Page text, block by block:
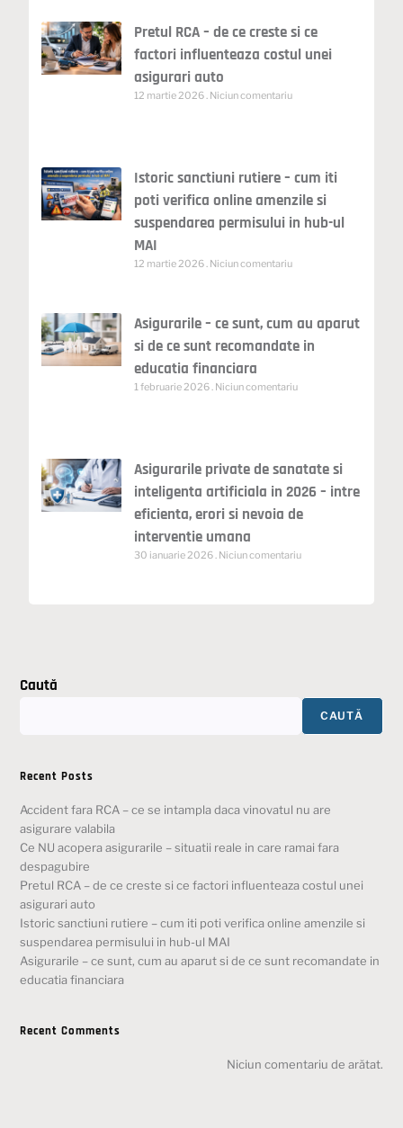
Pretul RCA – de ce creste si ce
factori influenteaza costul unei
asigurari auto
12 martie 2026 Niciun comentariu
Istoric sanctiuni rutiere – cum iti
poti verifica online amenzile si
suspendarea permisului in hub-ul
MAI
12 martie 2026 Niciun comentariu
Asigurarile – ce sunt, cum au aparut
si de ce sunt recomandate in
educatia financiara
1 februarie 2026 Niciun comentariu
Asigurarile private de sanatate si
inteligenta artificiala in 2026 – intre
eficienta, erori si nevoia de
interventie umana
30 ianuarie 2026 Niciun comentariu
Caută
CAUTĂ
Recent Posts
Accident fara RCA – ce se intampla daca vinovatul nu are
asigurare valabila
Ce NU acopera asigurarile – situatii reale in care ramai fara
despagubire
Pretul RCA – de ce creste si ce factori influenteaza costul unei
asigurari auto
Istoric sanctiuni rutiere – cum iti poti verifica online amenzile si
suspendarea permisului in hub-ul MAI
Asigurarile – ce sunt, cum au aparut si de ce sunt recomandate in
educatia financiara
Recent Comments
Niciun comentariu de arătat.